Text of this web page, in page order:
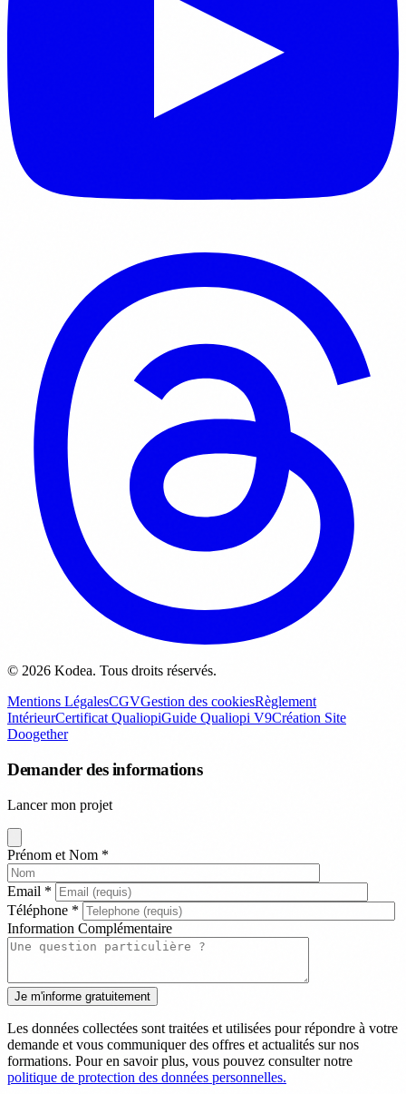
© 2026 Kodea. Tous droits réservés.
Mentions LégalesCGVGestion des cookiesRèglement
IntérieurCertificat QualiopiGuide Qualiopi V9Création Site
Doogether
Demander des informations
Lancer mon projet
Prénom et Nom *
Email *
Téléphone *
Information Complémentaire
Les données collectées sont traitées et utilisées pour répondre à votre
demande et vous communiquer des offres et actualités sur nos
formations. Pour en savoir plus, vous pouvez consulter notre
politique de protection des données personnelles.